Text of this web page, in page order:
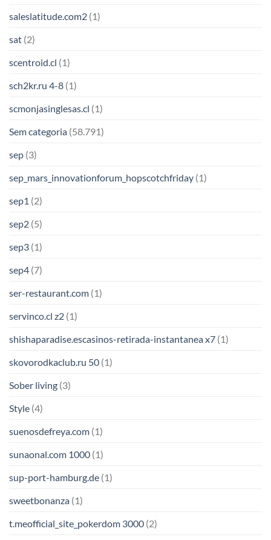
saleslatitude.com2 (1)
sat (2)
scentroid.cl (1)
sch2kr.ru 4-8 (1)
scmonjasinglesas.cl (1)
Sem categoria (58.791)
sep (3)
sep_mars_innovationforum_hopscotchfriday (1)
sep1 (2)
sep2 (5)
sep3 (1)
sep4 (7)
ser-restaurant.com (1)
servinco.cl z2 (1)
shishaparadise.escasinos-retirada-instantanea x7 (1)
skovorodkaclub.ru 50 (1)
Sober living (3)
Style (4)
suenosdefreya.com (1)
sunaonal.com 1000 (1)
sup-port-hamburg.de (1)
sweetbonanza (1)
t.meofficial_site_pokerdom 3000 (2)